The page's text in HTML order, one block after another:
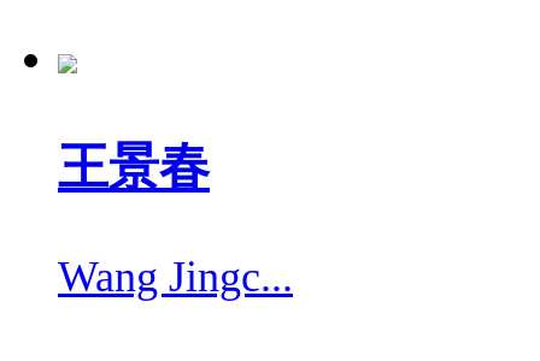
王景春
Wang Jingc...